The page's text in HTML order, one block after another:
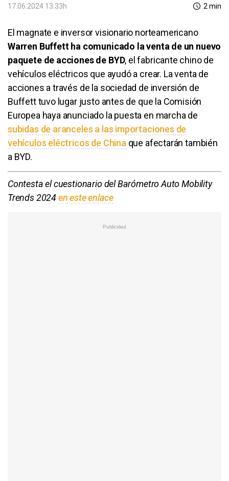
17.06.2024 13:33h 2 min
El magnate e inversor visionario norteamericano
Warren Buffett ha comunicado la venta de un nuevo
paquete de acciones de BYD, el fabricante chino de
vehículos eléctricos que ayudó a crear. La venta de
acciones a través de la sociedad de inversión de
Buffett tuvo lugar justo antes de que la Comisión
Europea haya anunciado la puesta en marcha de
subidas de aranceles a las importaciones de
vehículos eléctricos de China que afectarán también
a BYD.
Contesta el cuestionario del Barómetro Auto Mobility
Trends 2024en este enlace